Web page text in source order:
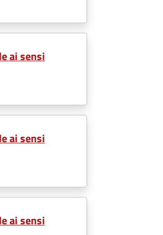
ai sensi
ai sensi
ai sensi